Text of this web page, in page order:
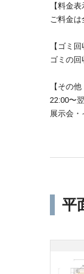
【料金表
ご料金は
【ゴミ回
ゴミの
【その
22:00〜
展示会
平